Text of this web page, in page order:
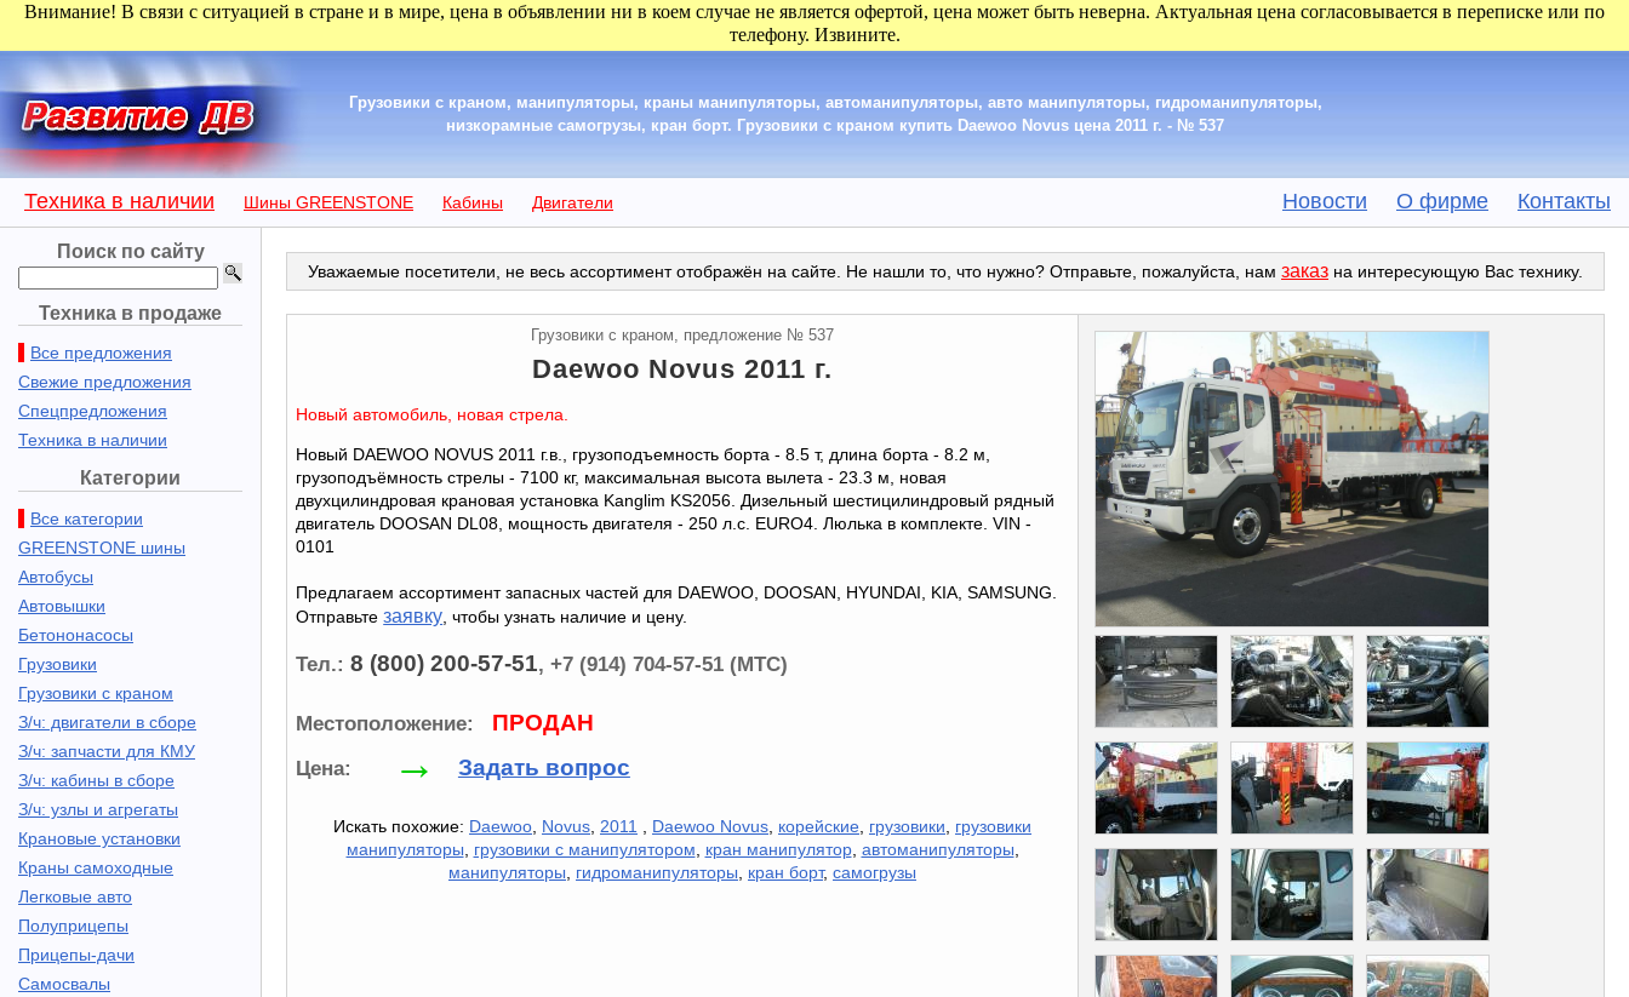
Внимание! В связи с ситуацией в стране и в мире, цена в объявлении ни в коем случае не является офертой, цена может быть неверна. Актуальная цена согласовывается в переписке или по
телефону. Извините.
Грузовики с краном, манипуляторы, краны манипуляторы, автоманипуляторы, авто манипуляторы, гидроманипуляторы,
низкорамные самогрузы, кран борт. Грузовики с краном купить Daewoo Novus цена 2011 г. - № 537
Техника в наличии Шины GREENSTONE Кабины Двигатели Новости О фирме Контакты
Поиск по сайту
Техника в продаже
Все предложения
Свежие предложения
Спецпредложения
Техника в наличии
Категории
Все категории
GREENSTONE шины
Автобусы
Автовышки
Бетононасосы
Грузовики
Грузовики с краном
З/ч: двигатели в сборе
З/ч: запчасти для КМУ
З/ч: кабины в сборе
З/ч: узлы и агрегаты
Крановые установки
Краны самоходные
Легковые авто
Полуприцепы
Прицепы-дачи
Самосвалы
Уважаемые посетители, не весь ассортимент отображён на сайте. Не нашли то, что нужно? Отправьте, пожалуйста, нам заказ на интересующую Вас технику.
Грузовики с краном, предложение № 537
Daewoo Novus 2011 г.
Новый автомобиль, новая стрела.
Новый DAEWOO NOVUS 2011 г.в., грузоподъемность борта - 8.5 т, длина борта - 8.2 м,
грузоподъёмность стрелы - 7100 кг, максимальная высота вылета - 23.3 м, новая
двухцилиндровая крановая установка Kanglim KS2056. Дизельный шестицилиндровый рядный
двигатель DOOSAN DL08, мощность двигателя - 250 л.с. EURO4. Люлька в комплекте. VIN -
0101
Предлагаем ассортимент запасных частей для DAEWOO, DOOSAN, HYUNDAI, KIA, SAMSUNG.
Отправьтезаявку, чтобы узнать наличие и цену.
Тел.:8 (800) 200-57-51, +7 (914) 704-57-51 (МТС)
Местоположение: ПРОДАН
Цена: → Задать вопрос
Искать похожие: Daewoo, Novus, 2011 , Daewoo Novus, корейские, грузовики, грузовики
манипуляторы, грузовики с манипулятором, кран манипулятор, автоманипуляторы,
манипуляторы, гидроманипуляторы, кран борт, самогрузы